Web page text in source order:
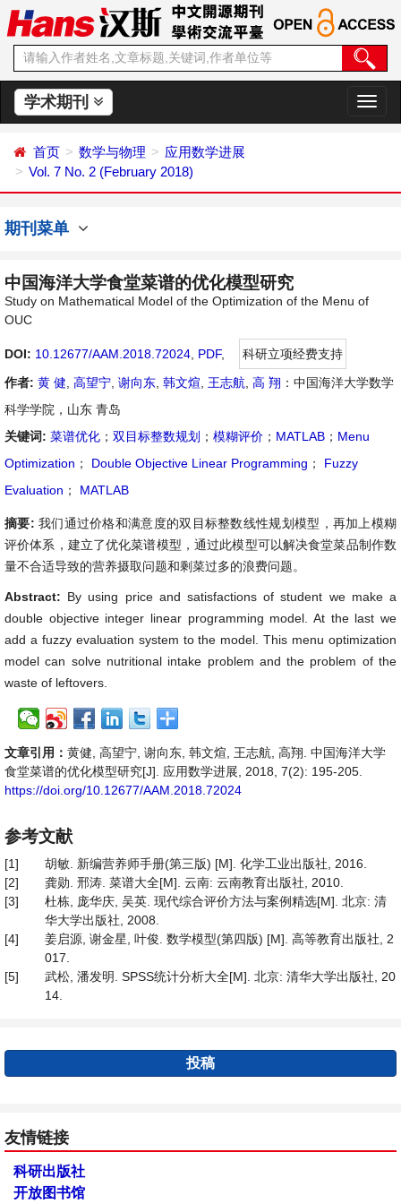
学术期刊
切
换
首页 数学与物理
应用数学进展
Vol. 7 No. 2 (February 2018)
期刊菜单
中国海洋大学食堂菜谱的优化模型研究
Study on Mathematical Model of the Optimization of the Menu of
OUC
DOI: 10.12677/AAM.2018.72024 PDF,
科研立项经费支持
作者: 黄 健 高望宁 谢向东 韩文煊 王志航 高 翔 ：中国海洋大学数学
科学学院，山东 青岛
关键词: 菜谱优化 ； 双目标整数规划 ； 模糊评价 ； MATLAB ； Menu
Optimization ； Double Objective Linear Programming ；
Fuzzy
Evaluation ； MATLAB
摘要: 我们通过价格和满意度的双目标整数线性规划模型，再加上模糊
评价体系，建立了优化菜谱模型，通过此模型可以解决食堂菜品制作数
量不合适导致的营养摄取问题和剩菜过多的浪费问题。
Abstract: By using price and satisfactions of student we make a
double objective integer linear programming model. At the last we
add a fuzzy evaluation system to the model. This menu optimization
model can solve nutritional intake problem and the problem of the
waste of leftovers.
文章引用： 黄健, 高望宁, 谢向东, 韩文煊, 王志航, 高翔. 中国海洋大学
食堂菜谱的优化模型研究[J]. 应用数学进展, 2018, 7(2): 195-205.
https://doi.org/10.12677/AAM.2018.72024
参考文献
[1]
胡敏. 新编营养师手册(第三版) [M]. 化学工业出版社, 2016.
[2]
龚勋. 邢涛. 菜谱大全[M]. 云南: 云南教育出版社, 2010.
[3]
杜栋, 庞华庆, 吴英. 现代综合评价方法与案例精选[M]. 北京: 清
华大学出版社, 2008.
[4]
姜启源, 谢金星, 叶俊. 数学模型(第四版) [M]. 高等教育出版社, 2
017.
[5]
武松, 潘发明. SPSS统计分析大全[M]. 北京: 清华大学出版社, 20
14.
投稿
友情链接
科研出版社
开放图书馆